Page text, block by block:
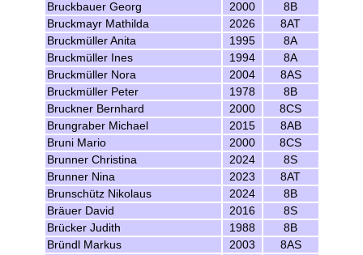
Bruckbauer Georg
2000
8B
Bruckmayr Mathilda
2026
8AT
Bruckmüller Anita
1995
8A
Bruckmüller Ines
1994
8A
Bruckmüller Nora
2004
8AS
Bruckmüller Peter
1978
8B
Bruckner Bernhard
2000
8CS
Brungraber Michael
2015
8AB
Bruni Mario
2000
8CS
Brunner Christina
2024
8S
Brunner Nina
2023
8AT
Brunschütz Nikolaus
2024
8B
Bräuer David
2016
8S
Brücker Judith
1988
8B
Bründl Markus
2003
8AS